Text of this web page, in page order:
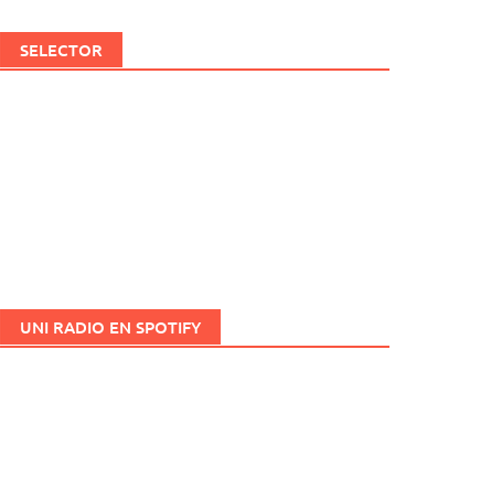
SELECTOR
UNI RADIO EN SPOTIFY